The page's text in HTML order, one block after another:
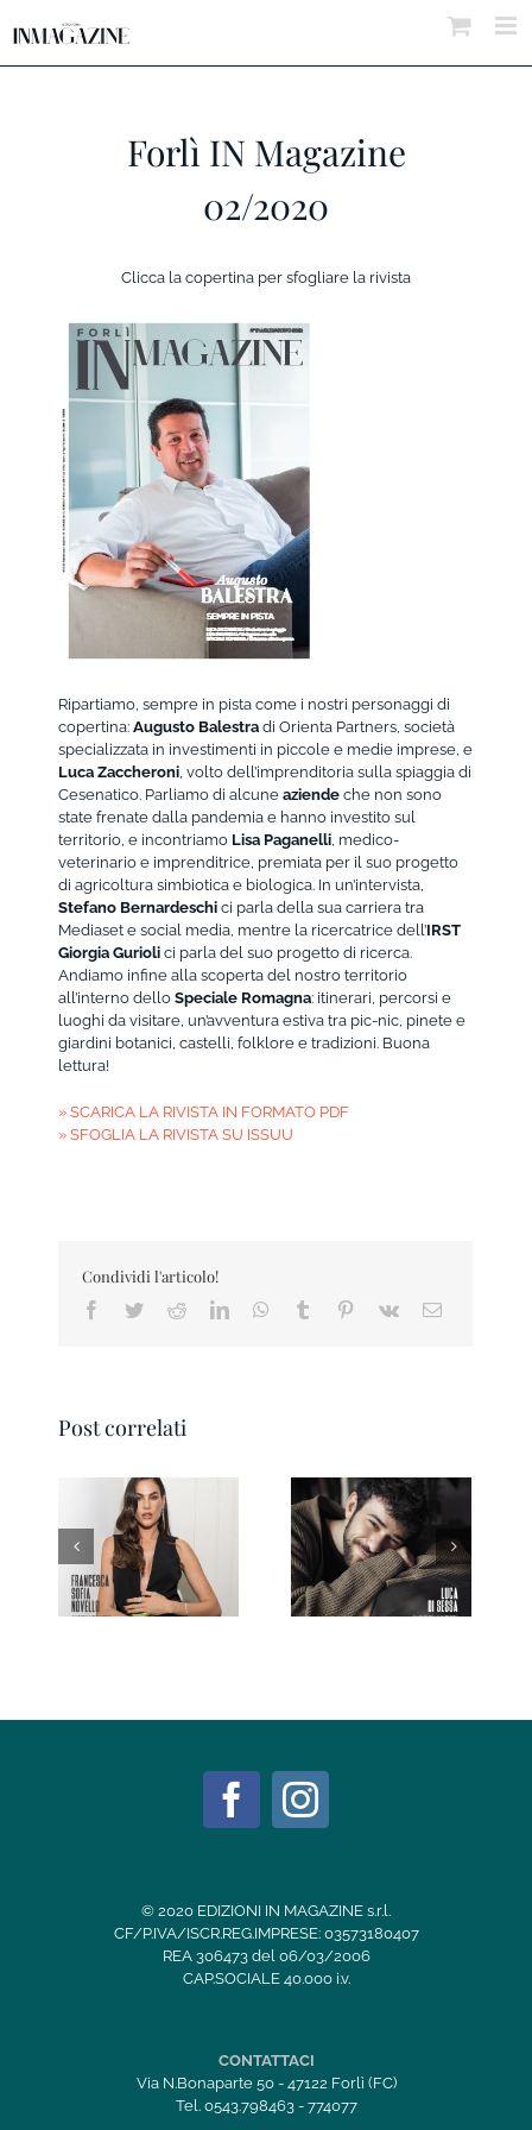
Forlì IN Magazine
02/2020
Clicca la copertina per sfogliare la rivista
Ripartiamo, sempre in pista come i nostri personaggi di
copertina:Augusto Balestra di Orienta Partners, società
specializzata in investimenti in piccole e medie imprese, e
Luca Zaccheroni, volto dell’imprenditoria sulla spiaggia di
Cesenatico. Parliamo di alcuneaziende che non sono
state frenate dalla pandemia e hanno investito sul
territorio, e incontriamo Lisa Paganelli, medico-
veterinario e imprenditrice, premiata per il suo progetto
di agricoltura simbiotica e biologica. In un’intervista,
Stefano Bernardeschi ci parla della sua carriera tra
Mediaset e social media, mentre la ricercatrice dell’IRST
Giorgia Gurioli ci parla del suo progetto di ricerca.
Andiamo infine alla scoperta del nostro territorio
all’interno delloSpeciale Romagna: itinerari, percorsi e
luoghi da visitare, un’avventura estiva tra pic-nic, pinete e
giardini botanici, castelli, folklore e tradizioni. Buona
lettura!
» SCARICA LA RIVISTA IN FORMATO PDF
» SFOGLIA LA RIVISTA SU ISSUU
Condividi l'articolo!
Facebook
TwitterRedditLinkedInWhatsApp
Tumblr Pinterest
Vk Email
Post correlati
Pesaro IN Magazine
01 2026
Ravenna IN
Magazine 3/2026
© 2020 EDIZIONI IN MAGAZINE s.r.l.
CF/P.IVA/ISCR.REG.IMPRESE: 03573180407
REA 306473 del 06/03/2006
CAP.SOCIALE 40.000 i.v.
CONTATTACI
Via N.Bonaparte 50 - 47122 Forlì (FC)
Tel. 0543.798463 - 774077